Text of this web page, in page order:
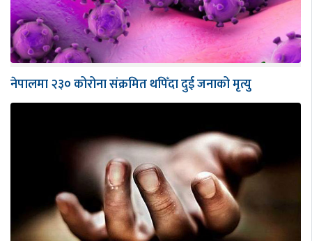
नेपालमा २३० कोरोना संक्रमित थपिँदा दुई जनाको मृत्यु